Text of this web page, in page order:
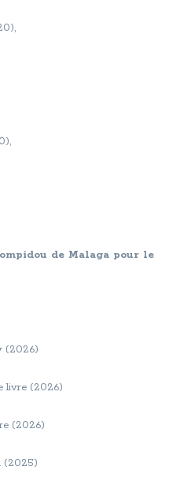
de Malaga pour le
(2026)
livre (2026)
(2026)
(2025)